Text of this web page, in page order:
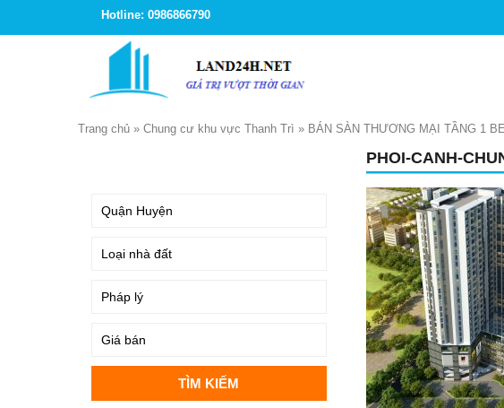
Hotline: 0986866790
Trang chủ » Chung cư khu vực Thanh Trì » BÁN SÀN THƯƠNG MẠI TẦNG 1
PHOI-CANH-